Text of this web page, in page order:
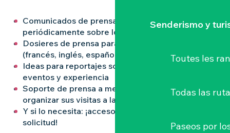
Senderismo y
Toutes les
Todas las
Paseos por
Comunicados de prensa actualizados
periódicamente sobre los viñedos
Dosieres de prensa para hojear o descargar
(francés, inglés, español, alemán)
Ideas para reportajes sobre nuestros sectores,
eventos y experiencia
Soporte de prensa a medida para ayudarle a
organizar sus visitas a la región
Y si lo necesita: ¡acceso a nuestra fototeca previa
solicitud!